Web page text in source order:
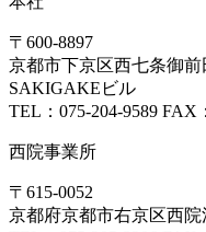
〒600-8897
京都市下京区西七条御前
SAKIGAKEビル
TEL：075-204-9589 FAX
西院事業所
〒615-0052
京都府京都市右京区西院